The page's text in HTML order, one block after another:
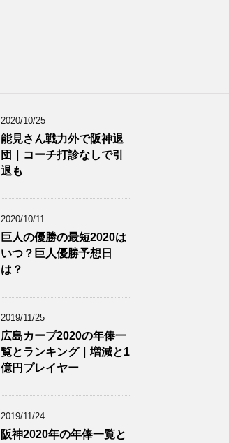
2020/10/25
能見さん戦力外で阪神退
団｜コーチ打診なしで引
退も
2020/10/11
巨人の優勝の最短2020は
いつ？巨人優勝予想日
は？
2019/11/25
広島カープ2020の年俸一
覧とランキング｜増減と1
億円プレイヤー
2019/11/24
阪神2020年の年俸一覧と